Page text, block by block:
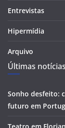
Entrevistas
Hipermídia
Arquivo
Últimas notícias
Sonho desfeito:
futuro em